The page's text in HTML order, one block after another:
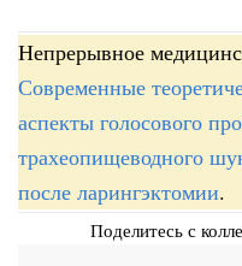
Непрерывное
Современные
аспекты голосового
трахеопищеводного
после ларингэктомии.
Поделитесь с